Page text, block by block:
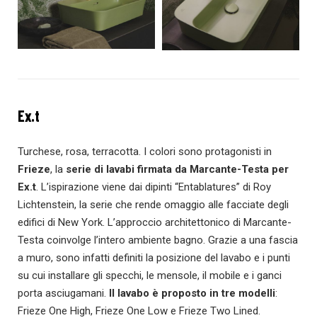
Ex.t
Turchese, rosa, terracotta. I colori sono protagonisti in
Frieze, la serie di lavabi firmata da Marcante-Testa per
Ex.t. L’ispirazione viene dai dipinti “Entablatures” di Roy
Lichtenstein, la serie che rende omaggio alle facciate degli
edifici di New York. L’approccio architettonico di Marcante-
Testa coinvolge l’intero ambiente bagno. Grazie a una fascia
a muro, sono infatti definiti la posizione del lavabo e i punti
su cui installare gli specchi, le mensole, il mobile e i ganci
porta asciugamani.
Il lavabo è proposto in tre modelli:
Frieze One High, Frieze One Low e Frieze Two Lined.